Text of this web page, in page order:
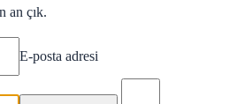
an çık.
E-posta adresi